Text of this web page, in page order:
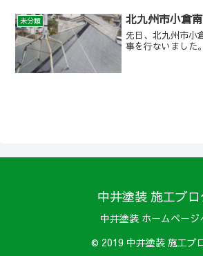
未分類 北九州市小倉
先日、北九州市小
事を行ないました。
中井塗装 施工ブ
中井塗装 ホームページ
© 2019 中井塗装 施工ブ